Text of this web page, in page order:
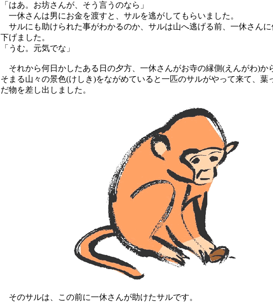
「はあ。お坊さんが、そう言うのなら」
一休さんは男にお金を渡すと、サルを逃がしてもらいました。
サルにも助けられた事がわかるのか、サルは山へ逃げる前、一休さんに
下げました。
「うむ。元気でな」
それから何日かしたある日の夕方、一休さんがお寺の縁側(えんがわ)か
そまる山々の景色(けしき)をながめていると一匹のサルがやって来て、葉
だ物を差し出しました。
そのサルは、この前に一休さんが助けたサルです。